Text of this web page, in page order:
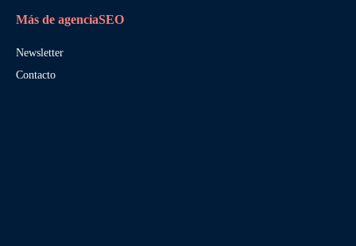
Más de agenciaSEO
Newsletter
Contacto